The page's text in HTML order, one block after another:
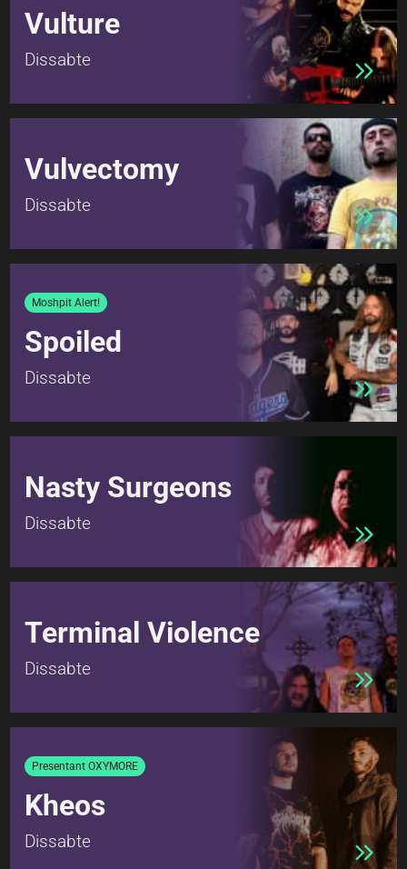
Vulture
Dissabte
Vulvectomy
Dissabte
Moshpit Alert!
Spoiled
Dissabte
Nasty Surgeons
Dissabte
Terminal Violence
Dissabte
Presentant OXYMORE
Kheos
Dissabte